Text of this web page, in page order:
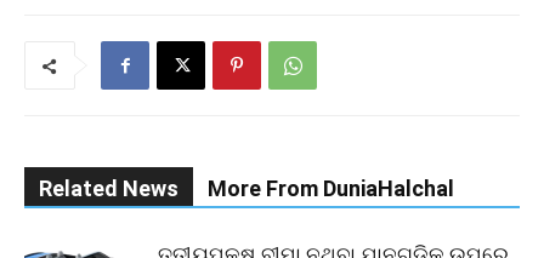
Related News More From DuniaHalchal